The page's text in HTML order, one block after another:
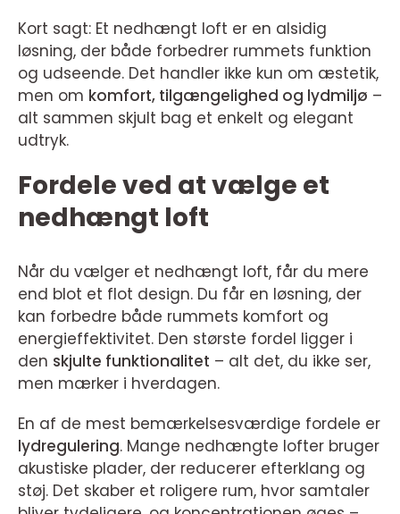
Kort sagt: Et nedhængt loft er en alsidig
løsning, der både forbedrer rummets funktion
og udseende. Det handler ikke kun om æstetik,
men om komfort, tilgængelighed og lydmiljø –
alt sammen skjult bag et enkelt og elegant
udtryk.
Fordele ved at vælge et
nedhængt loft
Når du vælger et nedhængt loft, får du mere
end blot et flot design. Du får en løsning, der
kan forbedre både rummets komfort og
energieffektivitet. Den største fordel ligger i
den skjulte funktionalitet – alt det, du ikke ser,
men mærker i hverdagen.
En af de mest bemærkelsesværdige fordele er
lydregulering. Mange nedhængte lofter bruger
akustiske plader, der reducerer efterklang og
støj. Det skaber et roligere rum, hvor samtaler